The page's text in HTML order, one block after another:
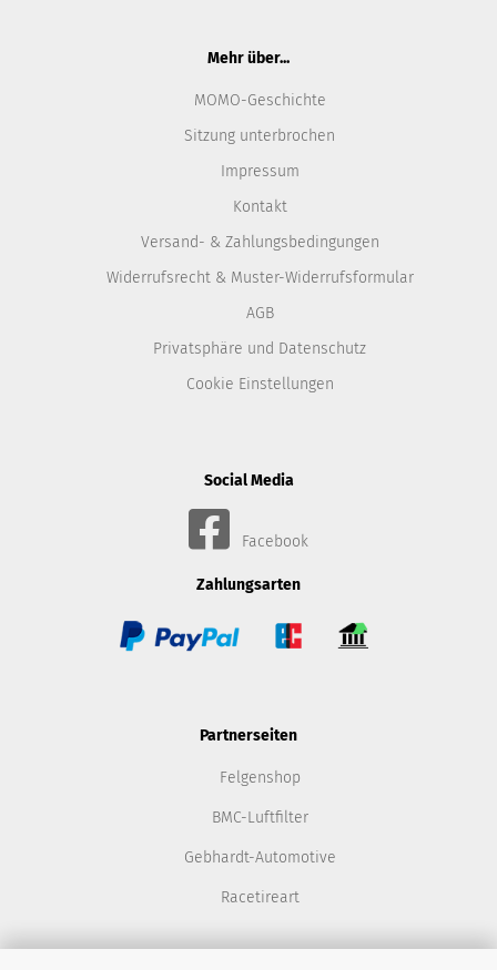
Mehr über...
MOMO-Geschichte
Sitzung unterbrochen
Impressum
Kontakt
Versand- & Zahlungsbedingungen
Widerrufsrecht & Muster-Widerrufsformular
AGB
Privatsphäre und Datenschutz
Cookie Einstellungen
Social Media
Facebook
Zahlungsarten
Partnerseiten
Felgenshop
BMC-Luftfilter
Gebhardt-Automotive
Racetireart